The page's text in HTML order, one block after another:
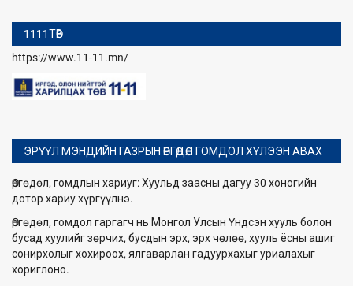
1111ТӨВ
https://www.11-11.mn/
ЭРҮҮЛ МЭНДИЙН ГАЗРЫН ӨРГӨДӨЛ ГОМДОЛ ХҮЛЭЭН АВАХ
Өргөдөл, гомдлын хариуг: Хуульд заасны дагуу 30 хоногийн
дотор хариу хүргүүлнэ.
Өргөдөл, гомдол гаргагч нь Монгол Улсын Үндсэн хууль болон
бусад хуулийг зөрчих, бусдын эрх, эрх чөлөө, хууль ёсны ашиг
сонирхолыг хохироох, ялгаварлан гадуурхахыг уриалахыг
хориглоно.